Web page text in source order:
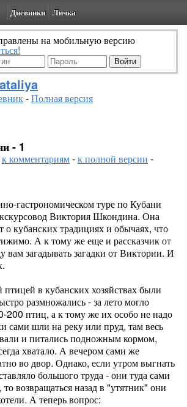
Дневники Личка
на мобильную версию
-Полная версия
- 1
к комментариям-к полной версии -
гастрономическом туре по Кубани
Виктория Шкондина. Она
о кубанских традициях и обычаях, что
А к тому же еще и рассказчик от
вам загадывать загадки от Виктории. И
в кубанских хозяйствах были
размножались - за лето могло
200 птиц, а к тому же их особо не надо
сами шли на реку или пруд, там весь
и питались подножным кормом,
хватало. А вечером сами же
во двор. Однако, если утром выгнать
большого труда - они туда сами
возвращаться назад в "утятник" они
А теперь вопрос: